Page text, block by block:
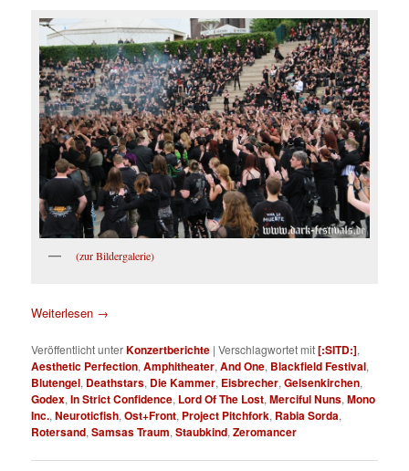
(zur Bildergalerie)
Weiterlesen →
Veröffentlicht unterKonzertberichte |Verschlagwortet mit[:SITD:],
Aesthetic Perfection,Amphitheater,And One, Blackfield Festival,
Blutengel, Deathstars, Die Kammer, Eisbrecher,Gelsenkirchen,
Godex,In Strict Confidence, Lord Of The Lost,Merciful Nuns,Mono
Inc.,Neuroticfish,Ost+Front, Project Pitchfork, Rabia Sorda,
Rotersand,Samsas Traum,Staubkind,Zeromancer